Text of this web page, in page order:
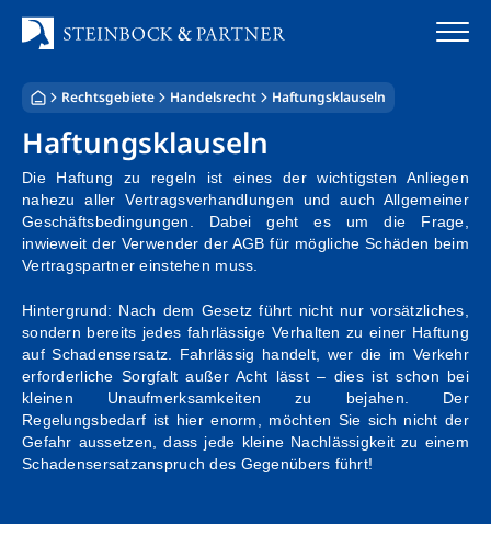
Inhalt
springen
Startseite
Kanzlei
Team
Standorte
Rechtsgebiete
Steuerberatung
Stellenangebote
Kontakt
Rechtsgebiete Handelsrecht Haftungsklauseln
Haftungsklauseln
Die Haftung zu regeln ist eines der wichtigsten Anliegen
nahezu aller Vertragsverhandlungen und auch Allgemeiner
Geschäftsbedingungen. Dabei geht es um die Frage,
inwieweit der Verwender der AGB für mögliche Schäden beim
Vertragspartner einstehen muss.
Hintergrund: Nach dem Gesetz führt nicht nur vorsätzliches,
sondern bereits jedes fahrlässige Verhalten zu einer Haftung
auf Schadensersatz. Fahrlässig handelt, wer die im Verkehr
erforderliche Sorgfalt außer Acht lässt – dies ist schon bei
kleinen Unaufmerksamkeiten zu bejahen. Der
Regelungsbedarf ist hier enorm, möchten Sie sich nicht der
Gefahr aussetzen, dass jede kleine Nachlässigkeit zu einem
Schadensersatzanspruch des Gegenübers führt!